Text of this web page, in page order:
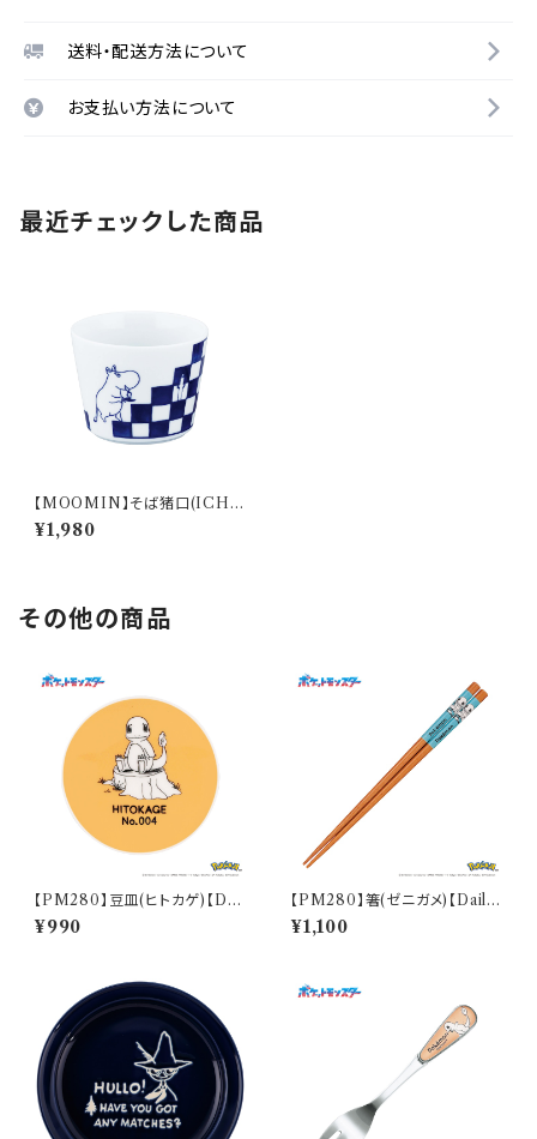
送料・配送方法について
お支払い方法について
最近チェックした商品
【MOOMIN】そば猪口(ICHI
MATSU)【MM20000】MM2
0001-339
¥1,980
その他の商品
【PM280】豆皿(ヒトカゲ)【Dail
y Sketch】PM282-333
¥990
【PM280】箸(ゼニガメ)【Daily
Sketch】PM283-840
¥1,100